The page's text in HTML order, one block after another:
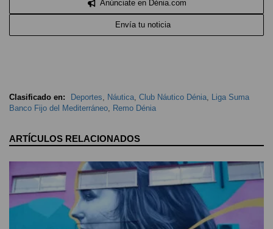
Anúnciate en Dénia.com
Envía tu noticia
Clasificado en: Deportes, Náutica, Club Náutico Dénia, Liga Suma
Banco Fijo del Mediterráneo, Remo Dénia
ARTÍCULOS RELACIONADOS